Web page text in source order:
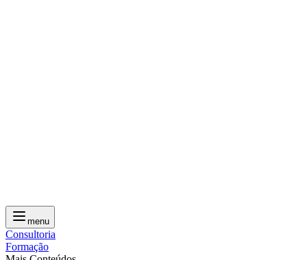
menu
Consultoria
Formação